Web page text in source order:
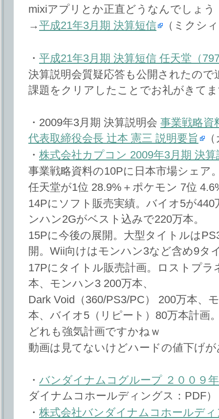
mixiアプリとか正直どうなんでしょう
→平成21年3月期 決算短信 （ミクシ
・ 平成21年3月期 決算短信 任天堂（
決算説明会質疑応答も公開されたの
課題をクリアしたことでお礼がきて
・2009年3月期 決算説明会 事業戦略資
代表取締役会長 辻本 憲三 説明要旨
・ 株式会社カプコン 2009年3月期 決算
事業戦略資料の10Pに日本市場シェア
任天堂が1位 28.9%＋ポケモン 7位
14Pにソフト販売実績。バイオ5が
ンハン2Gがベスト込みで220万本。
15Pに今後の展開。大型タイトルは
開。Wii向けはモンハン3など含め9タ
17Pにタイトル販売計画。ロストプラ
本、モンハン3 200万本、
Dark Void（360/PS3/PC） 200万本、
本、バイオ5（リピート）80万本計画
どれも強気計画ですかねｗ
動画は見てないけどハードの値下げ
・ バンダイナムコグループ ２００９
ダイナムコホールディングス：PDF）
・ 株式会社バンダイナムコホールデ